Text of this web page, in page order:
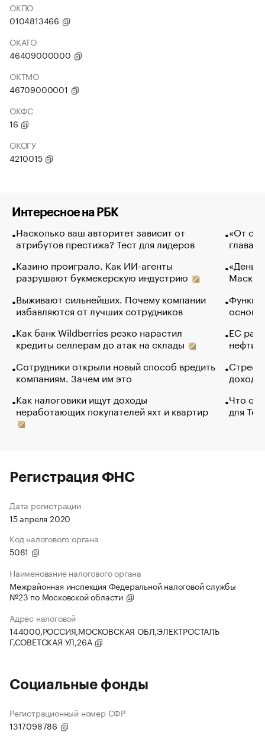
ОКПО
0104813466
ОКАТО
46409000000
ОКТМО
46709000001
ОКФС
16
ОКОГУ
4210015
Интересное на РБК
Насколько ваш авторитет зависит от
атрибутов престижа? Тест для лидеров
Казино проиграло. Как ИИ-агенты
разрушают букмекерскую индустрию
Выживают сильнейших. Почему компании
избавляются от лучших сотрудников
Как банк Wildberries резко нарастил
кредиты селлерам до атак на склады
Сотрудники открыли новый способ вредить
компаниям. Зачем им это
Как налоговики ищут доходы
неработающих покупателей яхт и квартир
«От
глава
Маск в
основ
ЕС
нефти
Что
для
Регистрация ФНС
Дата регистрации
15 апреля 2020
Код налогового органа
5081
Наименование налогового органа
Межрайонная инспекция Федеральной налоговой службы
№23 по Московской области
Адрес налоговой
144000,РОССИЯ,МОСКОВСКАЯ ОБЛ,ЭЛЕКТРОСТАЛЬ
Г,СОВЕТСКАЯ УЛ,26А
Социальные фонды
Регистрационный номер СФР
1317098786